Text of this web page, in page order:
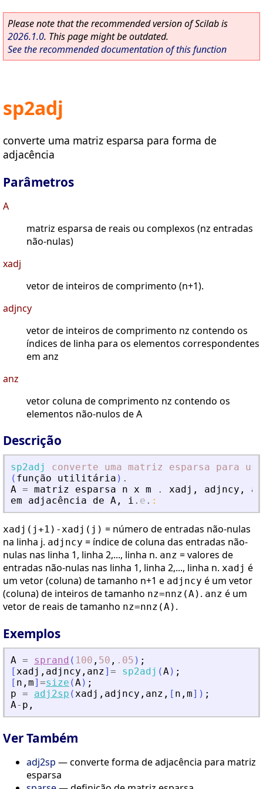
Please note that the recommended version of Scilab is
2026.1.0. This page might be outdated.
See the recommended documentation of this function
sp2adj
converte uma matriz esparsa para forma de
adjacência
Parâmetros
A
matriz esparsa de reais ou complexos (nz entradas
não-nulas)
xadj
vetor de inteiros de comprimento (n+1).
adjncy
vetor de inteiros de comprimento nz contendo os
índices de linha para os elementos correspondentes
em anz
anz
vetor coluna de comprimento nz contendo os
elementos não-nulos de A
Descrição
sp2adj converte uma matriz esparsa para
usa
( função utilitária ) .
A = matriz esparsa n x m . xadj , adjncy ,
em
adjacência de A , i . e . :
xadj(j+1)-xadj(j) = número de entradas não-nulas
na linha j. adjncy = índice de coluna das entradas não-
nulas nas linha 1, linha 2,..., linha n. anz = valores de
entradas não-nulas nas linha 1, linha 2,..., linha n. xadj é
um vetor (coluna) de tamanho n+1 e adjncy é um vetor
(coluna) de inteiros de tamanho nz=nnz(A) . anz é um
vetor de reais de tamanho nz=nnz(A) .
Exemplos
A = sprand ( 100 , 50 , .05 ) ;
[xadj , adjncy , anz] = sp2adj (A) ;
[ n , m] =size (A) ;
p = adj2sp (xadj , adjncy , anz , [ n , m] ) ;
A- p ,
Ver Também
adj2sp — converte forma de adjacência para matriz
esparsa